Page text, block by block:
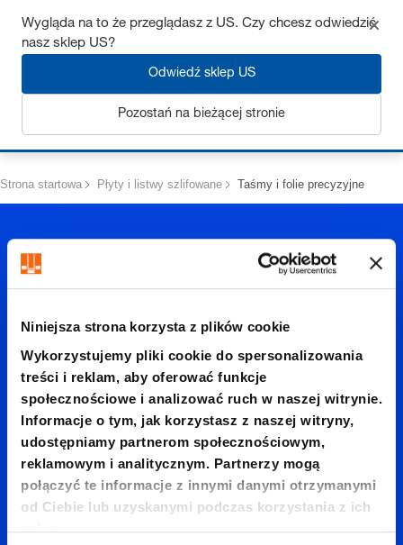
Niniejsza strona korzysta z plików cookie
Wykorzystujemy pliki cookie do spersonalizowania
treści i reklam, aby oferować funkcje
społecznościowe i analizować ruch w naszej witrynie.
Informacje o tym, jak korzystasz z naszej witryny,
udostępniamy partnerom społecznościowym,
reklamowym i analitycznym. Partnerzy mogą
połączyć te informacje z innymi danymi otrzymanymi
od Ciebie lub uzyskanymi podczas korzystania z ich
Uzyskaj do 7% zniżki – kliknij tutaj, aby dowiedzieć się więcej
Strona startowa Płyty i listwy szlifowane Taśmy i folie precyzyjne
Taśmy i
folie
precyzyj
Wygląda na to że przeglądasz z US. Czy chcesz odwiedzić
nasz sklep US?
Odwiedź sklep US
Pozostań na bieżącej stronie